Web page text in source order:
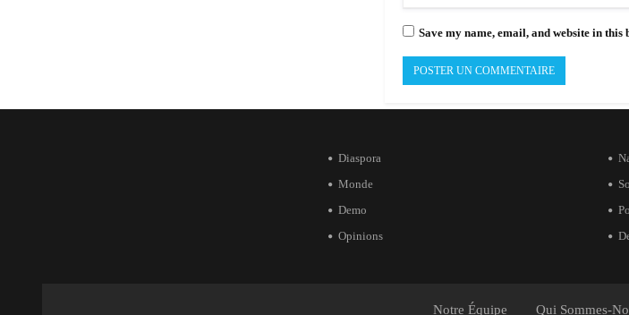
Save my name, email, and website in
Diaspora
Monde
Demo
Opinions
Notre Équipe Qui Sommes-